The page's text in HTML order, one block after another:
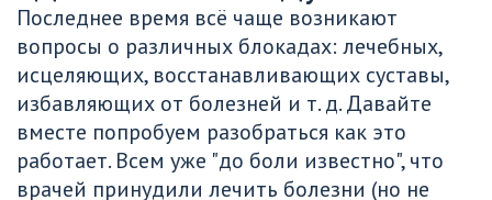
Последнее время всё чаще возникают
вопросы о различных блокадах: лечебных,
исцеляющих, восстанавливающих суставы,
избавляющих от болезней и т. д. Давайте
вместе попробуем разобраться как это
работает. Всем уже "до боли известно", что
врачей принудили лечить болезни (но не